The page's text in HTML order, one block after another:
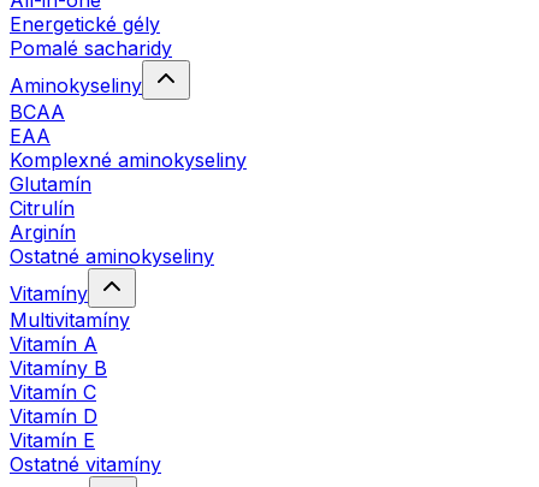
Energetické gély
Pomalé sacharidy
Aminokyseliny
BCAA
EAA
Komplexné aminokyseliny
Glutamín
Citrulín
Arginín
Ostatné aminokyseliny
Vitamíny
Multivitamíny
Vitamín A
Vitamíny B
Vitamín C
Vitamín D
Vitamín E
Ostatné vitamíny